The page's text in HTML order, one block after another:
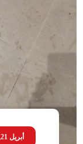
أبريل 21, 2026